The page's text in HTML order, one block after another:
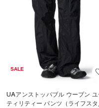
SALE
UAアンストッパブル ウーブン ユ
ティリティー パンツ（ライフスタ